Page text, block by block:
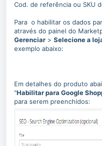
Cod. de referência ou SKU
Para o habilitar os dados
através do painel do
Gerenciar > Selecione a
exemplo abaixo:
Em detalhes do produto
"Habilitar para Google
para serem preenchidos: